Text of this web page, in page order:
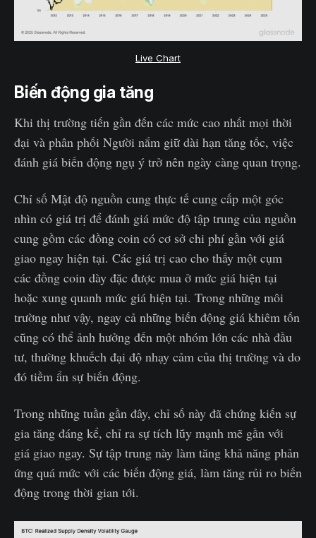
Live Chart
Biến động gia tăng
Khi thị trường tiến gần đến các mức cao nhất mọi thời
đại và phân phối Người nắm giữ dài hạn tăng tốc, việc
đánh giá biến động ngụ ý trở nên ngày càng quan trọng.
Chỉ số Mật độ nguồn cung thực tế cung cấp một góc
nhìn có giá trị để đánh giá mức độ tập trung của nguồn
cung gồm các đồng coin có cơ sở chi phí gần với giá
giao ngay hiện tại. Các giá trị cao cho thấy một cụm
các đồng coin dày đặc được mua ở mức giá hiện tại
hoặc xung quanh mức giá hiện tại. Trong những môi
trường như vậy, ngay cả những biến động giá khiêm tốn
cũng có thể ảnh hưởng đến một nhóm lớn các nhà đầu
tư, thường khuếch đại độ nhạy cảm của thị trường và do
đó tiềm ẩn sự biến động.
Trong những tuần gần đây, chỉ số này đã chứng kiến sự
gia tăng đáng kể, chỉ ra sự tích lũy mạnh mẽ gần với
giá giao ngay. Sự tập trung này làm tăng khả năng phản
ứng quá mức với các biến động giá, làm tăng rủi ro biến
động trong thời gian tới.